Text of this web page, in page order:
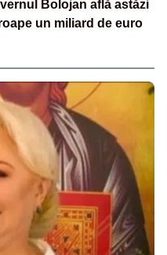
Bolojan află astăzi
un miliard de euro